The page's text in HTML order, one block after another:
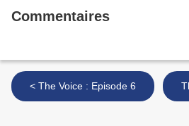
Commentaires
< The Voice : Episode 6